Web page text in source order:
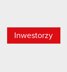
Inwestorzy